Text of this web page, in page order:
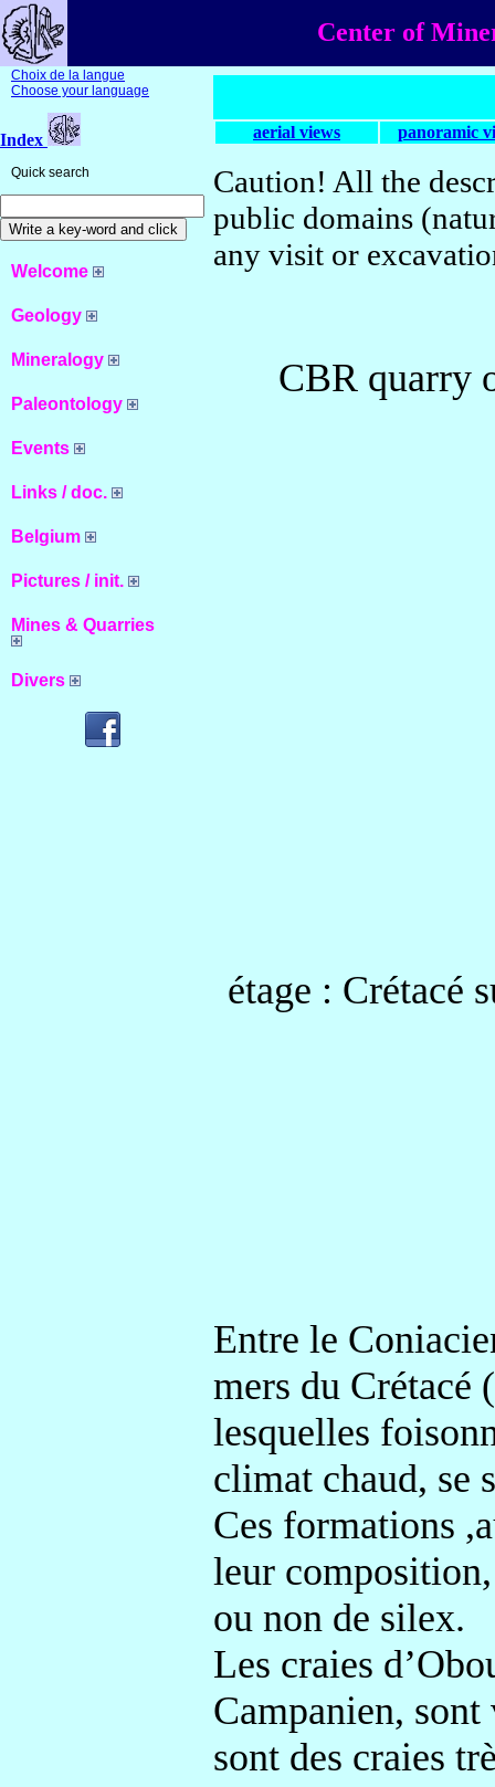
Center of
Choix de la langue
Choose your language
Index
Quick search
Welcome
Geology
Mineralogy
Paleontology
Events
Links / doc.
Belgium
Pictures / init.
Mines & Quarries
Divers
aerial views panoramic
Caution! All the
public domains
any visit or
CBR quarry
étage : Crétacé
Entre le
mers du Crétacé
lesquelles
climat chaud, se
Ces formations
leur
ou non de silex.
Les craies
Campanien,
sont des craies